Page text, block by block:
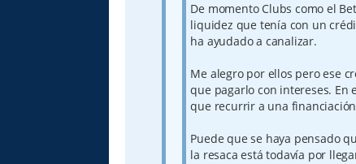
De momento Clubs como el
liquidez que tenía con un
ha ayudado a canalizar.
Me alegro por ellos pero ese
que pagarlo con intereses. En
que recurrir a una
Puede que se haya pensado
la resaca está todavía por